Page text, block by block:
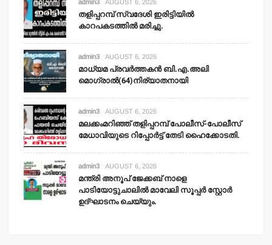
admin3 AUGUST 6, 2026
തളിപ്പറമ്പ് സ്വദേശി ഇരിട്ടിയില്‍
കാറപകടത്തില്‍ മരിച്ചു.
admin3 AUGUST 6, 2026
മാധ്യമ പ്രവര്‍ത്തകന്‍ ബി.എ.അലി
മൊഗ്രാല്‍(64)നിര്യാതനായി
admin3 AUGUST 6, 2026
മലക്കംമറിഞ്ഞ് തളിപ്പറമ്പ് പോലീസ്-പോലീസ്
മേധാവിയുടെ റിപ്പോര്‍ട്ട് തേടി ഹൈക്കോടതി.
admin3 AUGUST 6, 2026
മന്ത്രി അനൂപ് ജേക്കബ് നാളെ
പാടിയോട്ടുചാലില്‍ മാവേലി സൂപ്പര്‍ സ്റ്റോര്‍
ഉദ്ഘാടനം ചെയ്യും.